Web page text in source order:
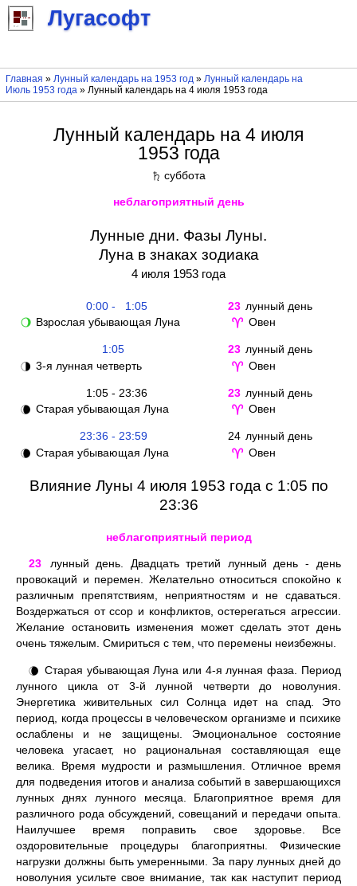
Лугасофт
Главная » Лунный календарь на 1953 год» Лунный календарь на
Июль 1953 года» Лунный календарь на 4 июля 1953 года
Лунный календарь на 4 июля
1953 года
♄ суббота
неблагоприятный день
Лунные дни. Фазы Луны.
Луна в знаках зодиака
4 июля 1953 года
0:00 - 1:05 23 лунный день
🌖 Взрослая убывающая Луна ♈ Овен
1:05 23 лунный день
🌗 3-я лунная четверть ♈ Овен
1:05 - 23:36 23 лунный день
🌘 Старая убывающая Луна ♈ Овен
23:36 - 23:59 24 лунный день
🌘 Старая убывающая Луна ♈ Овен
Влияние Луны 4 июля 1953 года с 1:05 по
23:36
неблагоприятный период
23
лунный день. Двадцать третий лунный день - день
провокаций и перемен. Желательно относиться спокойно к
различным препятствиям, неприятностям и не сдаваться.
Воздержаться от ссор и конфликтов, остерегаться агрессии.
Желание остановить изменения может сделать этот день
очень тяжелым. Смириться с тем, что перемены неизбежны.
🌘 Старая убывающая Луна или 4-я лунная фаза. Период
лунного цикла от 3-й лунной четверти до новолуния.
Энергетика живительных сил Солнца идет на спад. Это
период, когда процессы в человеческом организме и психике
ослаблены и не защищены. Эмоциональное состояние
человека угасает, но рациональная составляющая еще
велика. Время мудрости и размышления. Отличное время
для подведения итогов и анализа событий в завершающихся
лунных днях лунного месяца. Благоприятное время для
различного рода обсуждений, совещаний и передачи опыта.
Наилучшее время поправить свое здоровье. Все
оздоровительные процедуры благоприятны. Физические
нагрузки должны быть умеренными. За пару лунных дней до
новолуния усильте свое внимание, так как наступит период